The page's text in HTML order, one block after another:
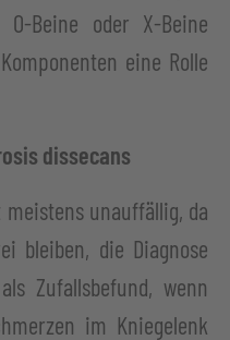
O-Beine oder X-Beine
eine Rolle
dissecans
meistens unauffällig, da
bleiben, die Diagnose
Zufallsbefund, wenn
im Kniegelenk